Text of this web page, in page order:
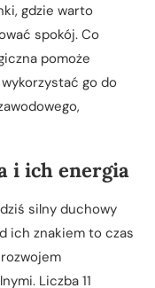
gdzie warto
spokój. Co
pomoże
go do
i ich energia
silny duchowy
ich znakiem to czas
Liczba 11